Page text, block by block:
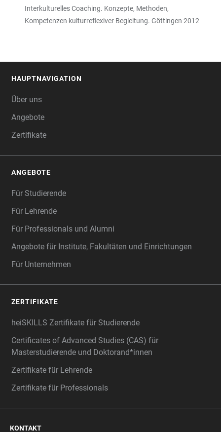
Interkulturelles Coaching. Konzepte, Methoden,
Kompetenzen kulturreflexiver Begleitung. Göttingen 2012
HAUPTNAVIGATION
Über uns
Angebote
Zertifikate
ANGEBOTE
Für Studierende
Für Lehrende
Für Professionals und Alumni
Angebote für Institute, Fakultäten und Einrichtungen
Für Unternehmen
ZERTIFIKATE
heiSKILLS Zertifikate für Studierende
Certificates of Advanced Studies (CAS) für
Masterstudierende und Doktorand*innen
Zertifikate für Lehrende
Zertifikate für Professionals
KONTAKT